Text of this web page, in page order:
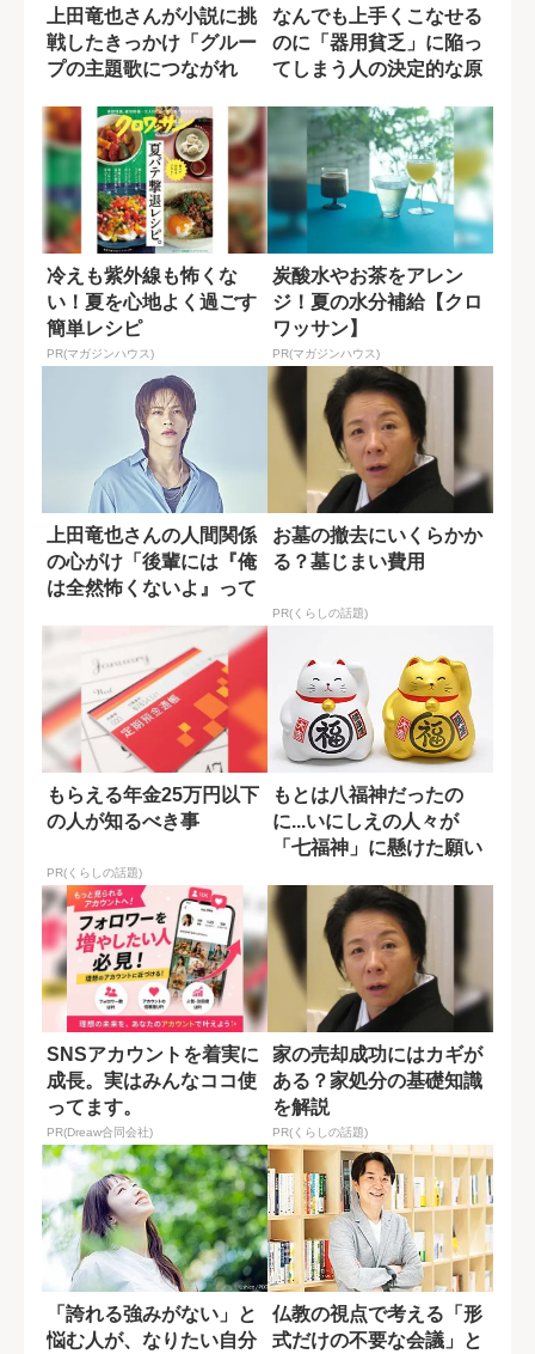
上田竜也さんが小説に挑
戦したきっかけ「グルー
プの主題歌につながれ
なんでも上手くこなせる
のに「器用貧乏」に陥っ
てしまう人の決定的な原
冷えも紫外線も怖くな
い！夏を心地よく過ごす
簡単レシピ
PR(マガジンハウス)
炭酸水やお茶をアレン
ジ！夏の水分補給【クロ
ワッサン】
PR(マガジンハウス)
上田竜也さんの人間関係
の心がけ「後輩には『俺
は全然怖くないよ』って
お墓の撤去にいくらかか
る？墓じまい費用
PR(くらしの話題)
もらえる年金25万円以下
の人が知るべき事
PR(くらしの話題)
もとは八福神だったの
に...いにしえの人々が
「七福神」に懸けた願い
SNSアカウントを着実に
成長。実はみんなココ使
ってます。
PR(Dreaw合同会社)
家の売却成功にはカギが
ある？家処分の基礎知識
を解説
PR(くらしの話題)
「誇れる強みがない」と
悩む人が、なりたい自分
仏教の視点で考える「形
式だけの不要な会議」と